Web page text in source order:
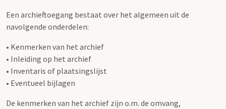
Een archieftoegang bestaat over het algemeen uit de
navolgende onderdelen:
• Kenmerken van het archief
• Inleiding op het archief
• Inventaris of plaatsingslijst
• Eventueel bijlagen
De kenmerken van het archief zijn o.m. de omvang,